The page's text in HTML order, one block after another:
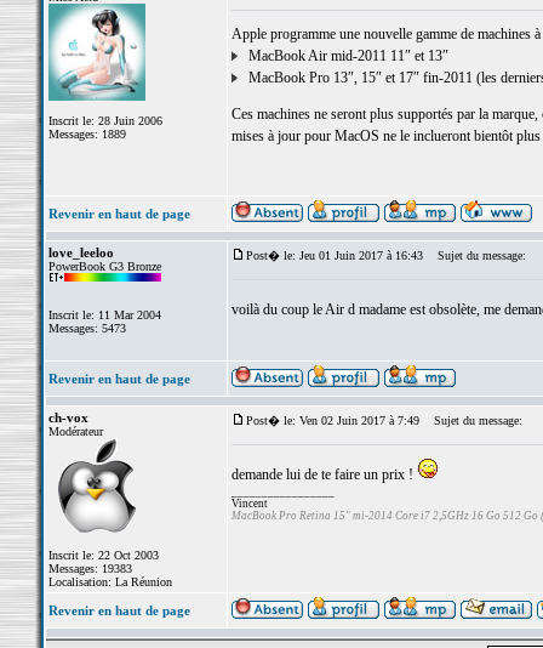
Inscrit le: 28 Juin 2006
Messages: 1889
Apple programme une nouvelle gamme de machines
MacBook Air mid-2011 11″ et 13″
MacBook Pro 13″, 15″ et 17″ fin-2011 (les
Ces machines ne seront plus supportés par la
mises à jour pour MacOS ne le inclueront bientôt
Revenir en haut de page
love_leeloo
PowerBook G3 Bronze
Inscrit le: 11 Mar 2004
Messages: 5473
Post� le: Jeu 01 Juin 2017 à 16:43 Sujet du message:
voilà du coup le Air d madame est obsolète, me
Revenir en haut de page
ch-vox
Modérateur
Inscrit le: 22 Oct 2003
Messages: 19383
Localisation: La Réunion
Post� le: Ven 02 Juin 2017 à 7:49 Sujet du message:
demande lui de te faire un prix !
Vincent
MacBook Pro Retina 15" mi-2014 Core i7 2,5GHz 16 Go 512 Go
Revenir en haut de page